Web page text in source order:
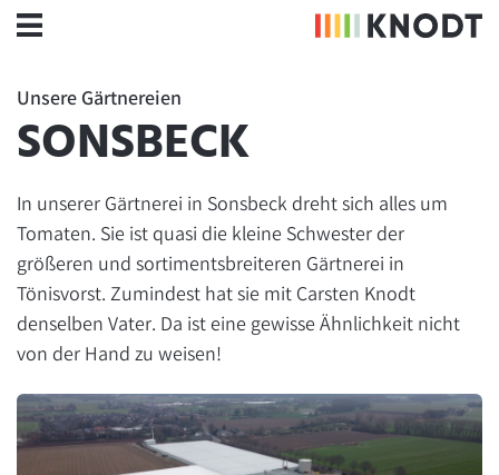
Unsere Gärtnereien
SONSBECK
In unserer Gärtnerei in Sonsbeck dreht sich alles um
Tomaten. Sie ist quasi die kleine Schwester der
größeren und sortimentsbreiteren Gärtnerei in
Tönisvorst. Zumindest hat sie mit Carsten Knodt
denselben Vater. Da ist eine gewisse Ähnlichkeit nicht
von der Hand zu weisen!